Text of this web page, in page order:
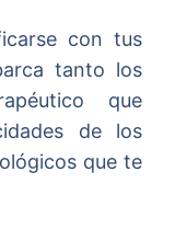
con tus
tanto los
que
de los
que te